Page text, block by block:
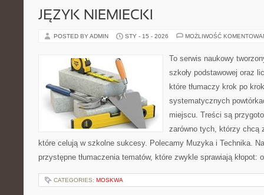
JĘZYK NIEMIECKI
POSTED BY ADMIN STY - 15 - 2026 MOŻLIWOŚĆ
To serwis naukowy
szkoły podstawowej oraz
które tłumaczy krok po
systematycznych
miejscu. Treści są
zarówno tych, którzy chcą
które celują w szkolne sukcesy. Polecamy Muzyka i Technika.
przystępne tłumaczenia tematów, które zwykle sprawiają
CATEGORIES: MOSKWA